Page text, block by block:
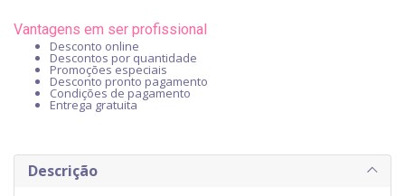
Vantagens em ser profissional
Desconto online
Descontos por quantidade
Promoções especiais
Desconto pronto pagamento
Condições de pagamento
Entrega gratuita
Descrição